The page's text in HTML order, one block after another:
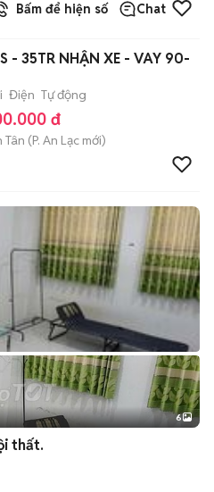
Bấm để hiện số Chat
35TR NHẬN XE - VAY 90-
Điện Tự động
đ
Tân (P. An Lạc mới)
+2
6
thất.